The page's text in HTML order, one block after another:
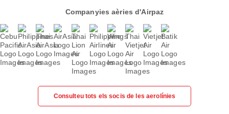
Companyies aèries d'Airpaz
Consulteu tots els socis de les aerolínies